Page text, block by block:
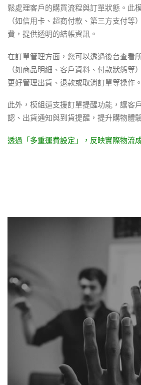
鬆處理客戶的購買流程與訂單狀態。此
（如信用卡、超商付款、第三方支付等
費，提供透明的結帳資訊。
在訂單管理方面，您可以透過後台查看
（如商品明細、客戶資料、付款狀態等
更好管理出貨、退款或取消訂單等操作。
此外，模組還支援訂單提醒功能，讓客
認、出貨通知與到貨提醒，提升購物體
透過「多重運費設定」，反映實際物流